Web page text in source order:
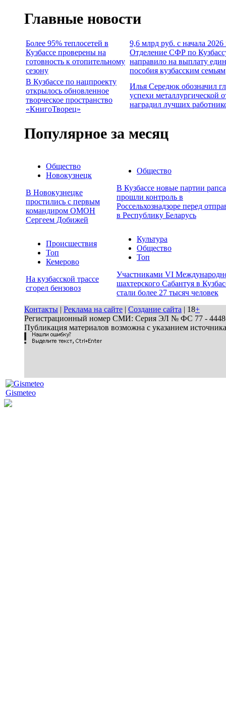
Главные новости
Более 95% теплосетей в
Кузбассе проверены на
готовность к отопительному
сезону
9,6 млрд руб. с начала 2026
Отделение СФР по
направило на выплату
пособия кузбасским семьям
В Кузбассе по нацпроекту
открылось обновленное
творческое пространство
«КнигоТворец»
Илья Середюк обозначил
успехи металлургической
наградил лучших
Популярное за месяц
Общество
Новокузнецк
В Новокузнецке
простились с первым
командиром ОМОН
Сергеем Добижей
Общество
В Кузбассе новые партии рапса
прошли контроль в
Россельхознадзоре перед
в Республику Беларусь
Происшествия
Топ
Кемерово
На кузбасской трассе
сгорел бензовоз
Культура
Общество
Топ
Участниками VI
шахтерского Сабантуя в
стали более 27 тысяч человек
Контакты | Реклама на сайте | Создание сайта | 18+
Регистрационный номер СМИ: Серия ЭЛ № ФС 77 - 44486
Публикация материалов возможна с указанием
Gismeteo